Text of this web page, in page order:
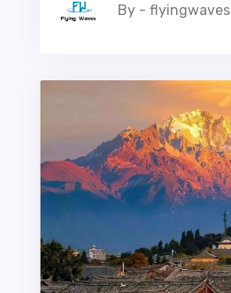
By - flyingwaves